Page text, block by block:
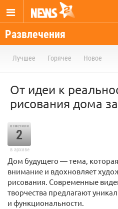
Развлечения
Лучшее Горячее Новое
От идеи к
рисования дома
отметили
2
в архиве
Дом будущего — тема, которая
внимание и вдохновляет
рисования. Современные
творчества предлагают
и функциональности.